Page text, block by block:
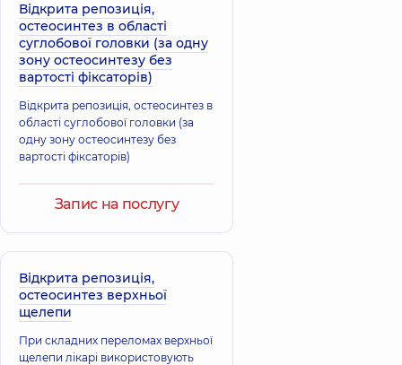
Відкрита репозиція,
остеосинтез в області
суглобової головки (за одну
зону остеосинтезу без
вартості фіксаторів)
Відкрита репозиція, остеосинтез в
області суглобової головки (за
одну зону остеосинтезу без
вартості фіксаторів)
Запис на послугу
Відкрита репозиція,
остеосинтез верхньої
щелепи
При складних переломах верхньої
щелепи лікарі використовують